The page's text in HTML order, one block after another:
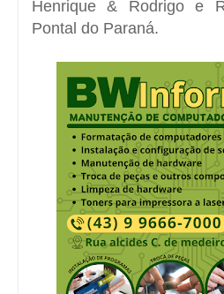
Henrique & Rodrigo e
Pontal do Paraná.